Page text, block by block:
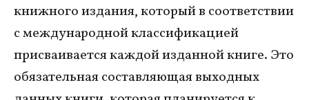
книжного издания, который в соответствии
с международной классификацией
присваивается каждой изданной книге. Это
обязательная составляющая выходных